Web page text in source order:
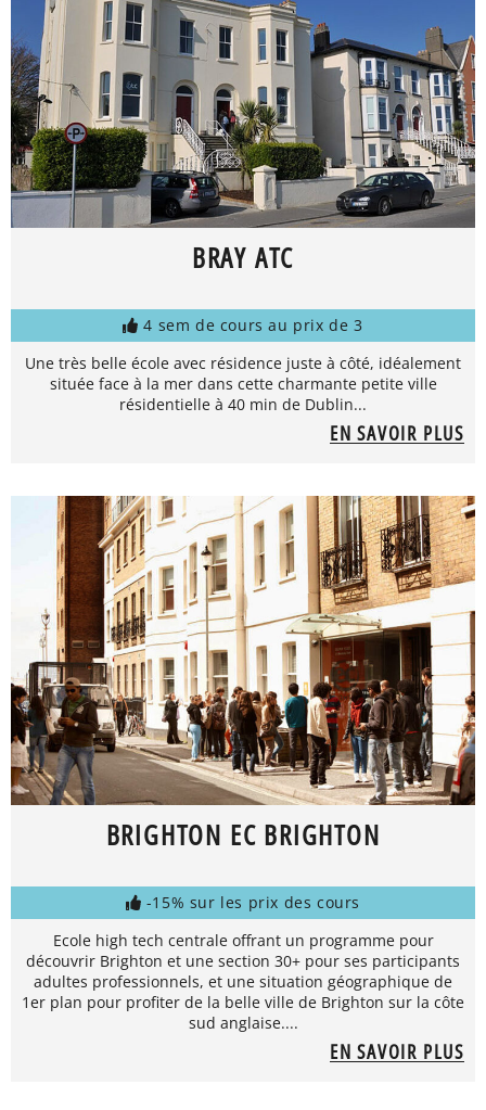
BRAY ATC
4 sem de cours au prix de 3
Une très belle école avec résidence juste à côté, idéalement
située face à la mer dans cette charmante petite ville
résidentielle à 40 min de Dublin...
EN SAVOIR PLUS
BRIGHTON EC BRIGHTON
-15% sur les prix des cours
Ecole high tech centrale offrant un programme pour
découvrir Brighton et une section 30+ pour ses participants
adultes professionnels, et une situation géographique de
1er plan pour profiter de la belle ville de Brighton sur la côte
sud anglaise....
EN SAVOIR PLUS